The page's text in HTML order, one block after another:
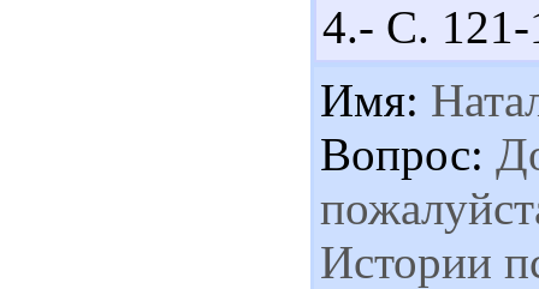
4.- С. 121-
Имя:
Вопрос:
Истории